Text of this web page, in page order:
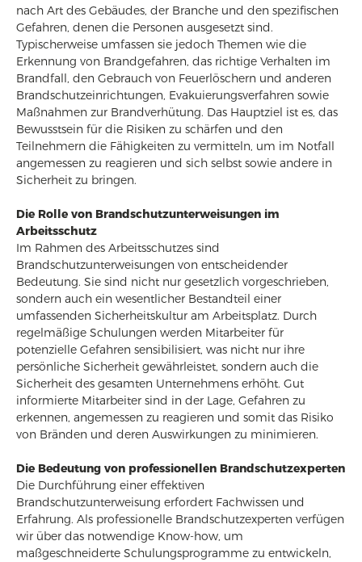
nach Art des Gebäudes, der Branche und den spezifischen
Gefahren, denen die Personen ausgesetzt sind.
Typischerweise umfassen sie jedoch Themen wie die
Erkennung von Brandgefahren, das richtige Verhalten im
Brandfall, den Gebrauch von Feuerlöschern und anderen
Brandschutzeinrichtungen, Evakuierungsverfahren sowie
Maßnahmen zur Brandverhütung. Das Hauptziel ist es, das
Bewusstsein für die Risiken zu schärfen und den
Teilnehmern die Fähigkeiten zu vermitteln, um im Notfall
angemessen zu reagieren und sich selbst sowie andere in
Sicherheit zu bringen.
Die Rolle von Brandschutzunterweisungen im
Arbeitsschutz
Im Rahmen des Arbeitsschutzes sind
Brandschutzunterweisungen von entscheidender
Bedeutung. Sie sind nicht nur gesetzlich vorgeschrieben,
sondern auch ein wesentlicher Bestandteil einer
umfassenden Sicherheitskultur am Arbeitsplatz. Durch
regelmäßige Schulungen werden Mitarbeiter für
potenzielle Gefahren sensibilisiert, was nicht nur ihre
persönliche Sicherheit gewährleistet, sondern auch die
Sicherheit des gesamten Unternehmens erhöht. Gut
informierte Mitarbeiter sind in der Lage, Gefahren zu
erkennen, angemessen zu reagieren und somit das Risiko
von Bränden und deren Auswirkungen zu minimieren.
Die Bedeutung von professionellen Brandschutzexperten
Die Durchführung einer effektiven
Brandschutzunterweisung erfordert Fachwissen und
Erfahrung. Als professionelle Brandschutzexperten verfügen
wir über das notwendige Know-how, um
maßgeschneiderte Schulungsprogramme zu entwickeln,